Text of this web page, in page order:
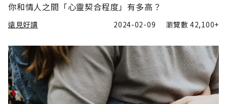
你和情人之間「心靈契合程度」有多高？
遠見好讀 2024-02-09 瀏覽數42,100+